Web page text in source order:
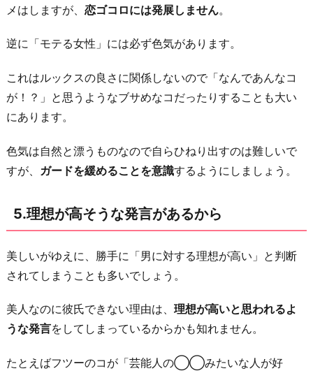
メはしますが、 恋ゴコロには発展しません。
逆に「モテる女性」には必ず色気があります。
これはルックスの良さに関係しないので「なんであんなコ
が！？」と思うようなブサめなコだったりすることも大い
にあります。
色気は自然と漂うものなので自らひねり出すのは難しいで
すが、 ガードを緩めることを意識するようにしましょう。
5.理想が高そうな発言があるから
美しいがゆえに、勝手に「男に対する理想が高い」と判断
されてしまうことも多いでしょう。
美人なのに彼氏できない理由は、 理想が高いと思われるよ
うな発言をしてしまっているからかも知れません。
たとえばフツーのコが「芸能人の◯◯みたいな人が好